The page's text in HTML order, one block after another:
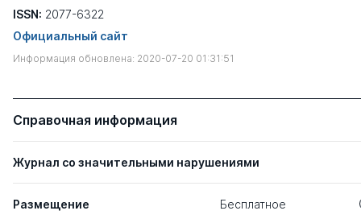
ISSN: 2077-6322
Официальный сайт
Информация обновлена: 2020-07-20 01:31:51
Справочная информация
Журнал со значительными нарушениями
Размещение Бесплатное